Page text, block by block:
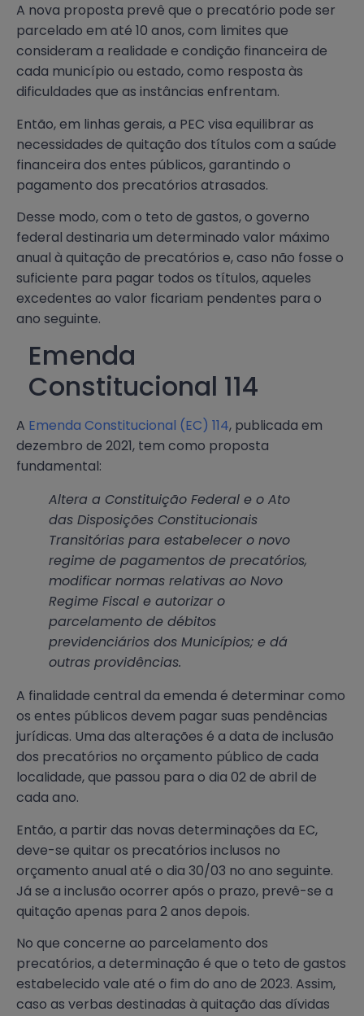
A nova proposta prevê que o precatório pode ser
parcelado em até 10 anos, com limites que
consideram a realidade e condição financeira de
cada município ou estado, como resposta às
dificuldades que as instâncias enfrentam.
Então, em linhas gerais, a PEC visa equilibrar as
necessidades de quitação dos títulos com a saúde
financeira dos entes públicos, garantindo o
pagamento dos precatórios atrasados.
Desse modo, com o teto de gastos, o governo
federal destinaria um determinado valor máximo
anual à quitação de precatórios e, caso não fosse o
suficiente para pagar todos os títulos, aqueles
excedentes ao valor ficariam pendentes para o
ano seguinte.
Emenda
Constitucional 114
A Emenda Constitucional (EC) 114, publicada em
dezembro de 2021, tem como proposta
fundamental:
Altera a Constituição Federal e o Ato
das Disposições Constitucionais
Transitórias para estabelecer o novo
regime de pagamentos de precatórios,
modificar normas relativas ao Novo
Regime Fiscal e autorizar o
parcelamento de débitos
previdenciários dos Municípios; e dá
outras providências.
A finalidade central da emenda é determinar como
os entes públicos devem pagar suas pendências
jurídicas. Uma das alterações é a data de inclusão
dos precatórios no orçamento público de cada
localidade, que passou para o dia 02 de abril de
cada ano.
Então, a partir das novas determinações da EC,
deve-se quitar os precatórios inclusos no
orçamento anual até o dia 30/03 no ano seguinte.
Já se a inclusão ocorrer após o prazo, prevê-se a
quitação apenas para 2 anos depois.
No que concerne ao parcelamento dos
precatórios, a determinação é que o teto de gastos
estabelecido vale até o fim do ano de 2023. Assim,
caso as verbas destinadas à quitação das dívidas